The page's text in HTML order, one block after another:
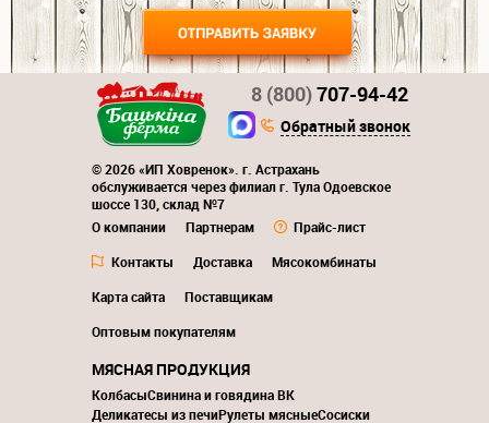
© 2026 «ИП Ховренок». г. Астрахань
обслуживается через филиал г. Тула Одоевское
шоссе 130, склад №7
О компании
Партнерам
Прайс-лист
Контакты
Доставка
Мясокомбинаты
Карта сайта
Поставщикам
Оптовым покупателям
8 (800)707-94-42
Обратный звонок
МЯСНАЯ ПРОДУКЦИЯ
КолбасыСвинина и говядина ВК
Деликатесы из печиРулеты мясныеСосиски